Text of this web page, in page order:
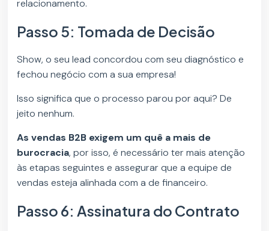
relacionamento.
Passo 5: Tomada de Decisão
Show, o seu lead concordou com seu diagnóstico e
fechou negócio com a sua empresa!
Isso significa que o processo parou por aqui? De
jeito nenhum.
As vendas B2B exigem um quê a mais de
burocracia, por isso, é necessário ter mais atenção
às etapas seguintes e assegurar que a equipe de
vendas esteja alinhada com a de financeiro.
Passo 6: Assinatura do Contrato